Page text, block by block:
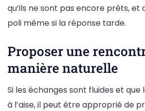
qu’ils ne sont pas encore prêts, et
poli même si la réponse tarde.
Proposer une
manière naturelle
Si les échanges sont fluides et
à l’aise, il peut être approprié de